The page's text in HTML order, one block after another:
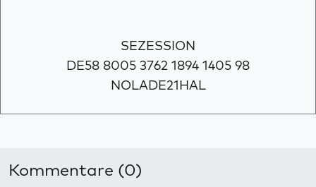
SEZESSION
DE58 8005 3762 1894 1405 98
NOLADE21HAL
Kommentare (0)